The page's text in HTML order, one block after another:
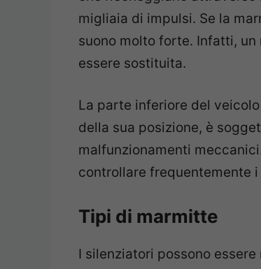
migliaia di impulsi. Se la
suono molto forte. Infatti,
essere sostituita.
La parte inferiore del
della sua posizione, è
malfunzionamenti
controllare frequentemente
Tipi di marmitte
I silenziatori possono